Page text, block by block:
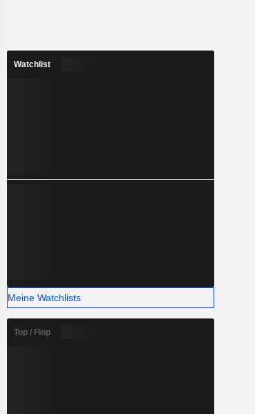
Watchlist
Meine Watchlists
Top / Flop